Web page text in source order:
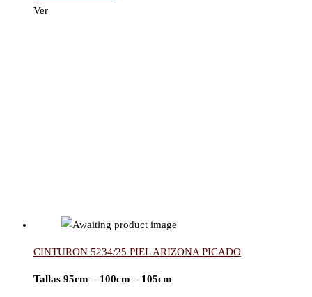
Ver
CINTURON 5234/25 PIEL ARIZONA PICADO
Tallas 95cm – 100cm – 105cm